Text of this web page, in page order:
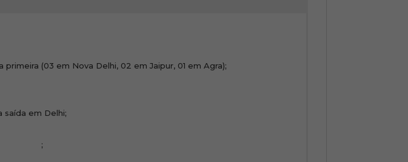
(03 em Nova Delhi, 02 em Jaipur, 01 em Agra);
saída em Delhi;
;